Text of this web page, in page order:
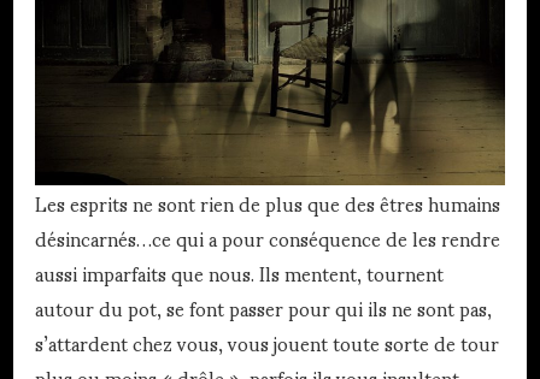
Les esprits ne sont rien de plus que des êtres humains
désincarnés…ce qui a pour conséquence de les rendre
aussi imparfaits que nous. Ils mentent, tournent
autour du pot, se font passer pour qui ils ne sont pas,
s’attardent chez vous, vous jouent toute sorte de tour